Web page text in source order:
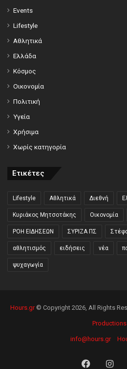
Events
Lifestyle
Αθλητικά
Ελλάδα
Κόσμος
Οικονομία
Πολιτική
Υγεία
Χρήσιμα
Χωρίς κατηγορία
Ετικέτες
Lifestyle Αθλητικά Διεθνή
Κυριάκος Μητσοτάκης Οικονομία
ΡΟΗ ΕΙΔΗΣΕΩΝ ΣΥΡΙΖΑ ΠΣ
αθλητισμός ειδήσεις νέα
ψυχαγωγία
Hours.gr© Copyright 2026, All Rights
Productions
info@hours.gr
Facebook